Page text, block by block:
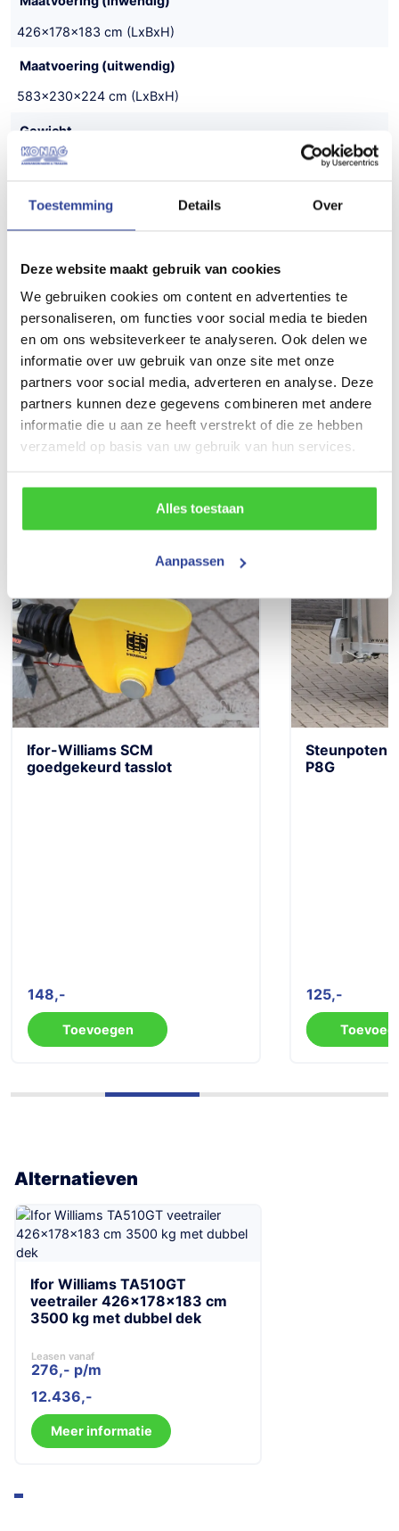
Toestemming Details Over
Deze website maakt gebruik van cookies
We gebruiken cookies om content en advertenties te
personaliseren, om functies voor social media te bieden
en om ons websiteverkeer te analyseren. Ook delen we
informatie over uw gebruik van onze site met onze
partners voor social media, adverteren en analyse. Deze
partners kunnen deze gegevens combineren met andere
informatie die u aan ze heeft verstrekt of die ze hebben
verzameld op basis van uw gebruik van hun services.
Alles toestaan
Aanpassen
426x178x183 cm (LxBxH)
Maatvoering (uitwendig)
583x230x224 cm (LxBxH)
Gewicht
1100 kg
3500 kg
2400 kg
Aantal assen
2
Bouwjaar
Nieuw
Populaire accessoires
Ifor-Williams SCM
goedgekeurd tasslot
148
Toevoegen
Steunpoten
P8G
125
Alternatieven
Ifor Williams TA510GT
veetrailer 426x178x183 cm
3500 kg met dubbel dek
Leasen vanaf
276,- p/m
12.436
Meer informatie